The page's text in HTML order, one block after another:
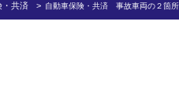
・共済 自動車保険・共済 事故車両の２箇